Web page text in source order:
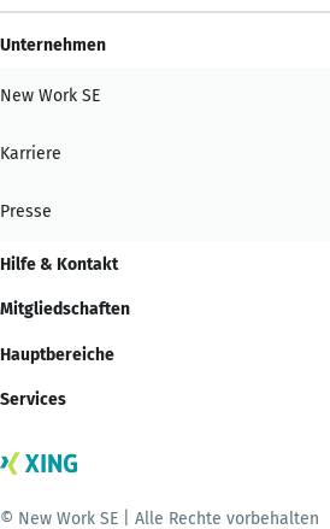
Unternehmen
New Work SE
Karriere
Presse
Hilfe & Kontakt
Mitgliedschaften
Hauptbereiche
Services
© New Work SE | Alle Rechte vorbehalten